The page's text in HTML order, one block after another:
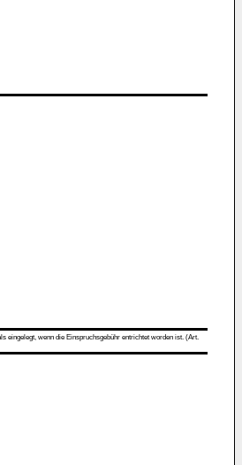
eingelegt, wenn die Einspruchsgebühr entrichtet worden ist. (Art.